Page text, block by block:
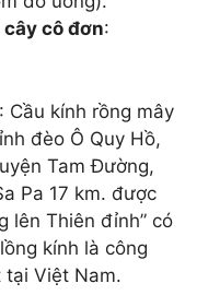
cô đơn:
: Cầu kính rồng mây
đèo Ô Quy Hồ,
Tam Đường,
Pa 17 km. được
lên Thiên đỉnh” có
kính là công
Việt Nam.